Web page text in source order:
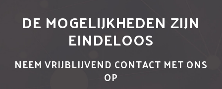
DE MOGELIJKHEDEN ZIJN
EINDELOOS
NEEM VRIJBLIJVEND CONTACT MET ONS
OP